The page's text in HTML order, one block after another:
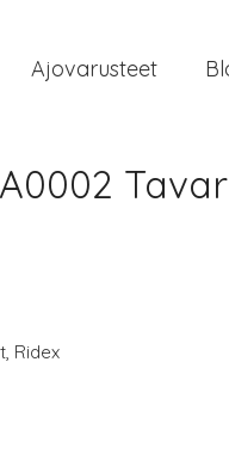
Ajovarusteet
, Ridex